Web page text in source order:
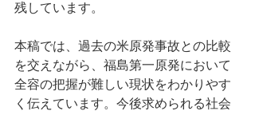
残しています。
本稿では、過去の米原発事故との比較
を交えながら、福島第一原発において
全容の把握が難しい現状をわかりやす
く伝えています。今後求められる社会